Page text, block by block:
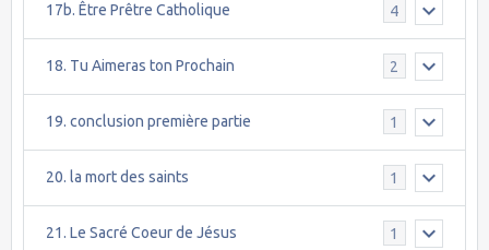
17b. Être Prêtre Catholique 4
18. Tu Aimeras ton Prochain 2
19. conclusion première partie 1
20. la mort des saints 1
21. Le Sacré Coeur de Jésus 1